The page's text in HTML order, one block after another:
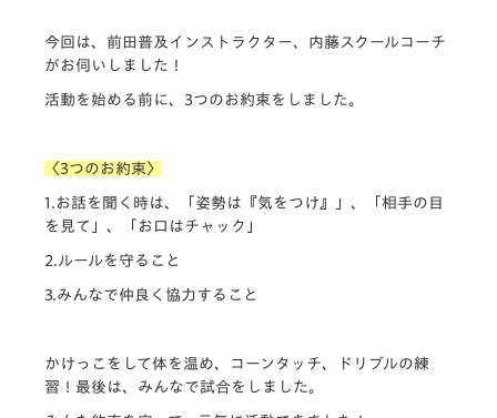
今回は、前田普及インストラクター、内藤スクールコーチ
がお伺いしました！
活動を始める前に、3つのお約束をしました。
〈3つのお約束〉
1.お話を聞く時は、「姿勢は『気をつけ』」、「相手の目
を見て」、「お口はチャック」
2.ルールを守ること
3.みんなで仲良く協力すること
かけっこをして体を温め、コーンタッチ、ドリブルの練
習！最後は、みんなで試合をしました。